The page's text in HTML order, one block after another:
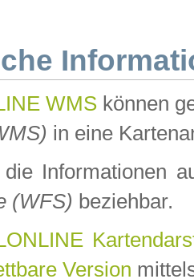
WMS können
in eine
die Informationen
(WFS) beziehbar.
Version